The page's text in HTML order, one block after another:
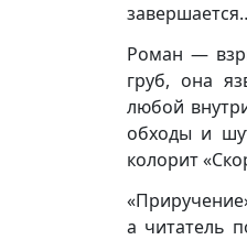
Роман —
груб, она
любой
обходы и
колорит
а читатель